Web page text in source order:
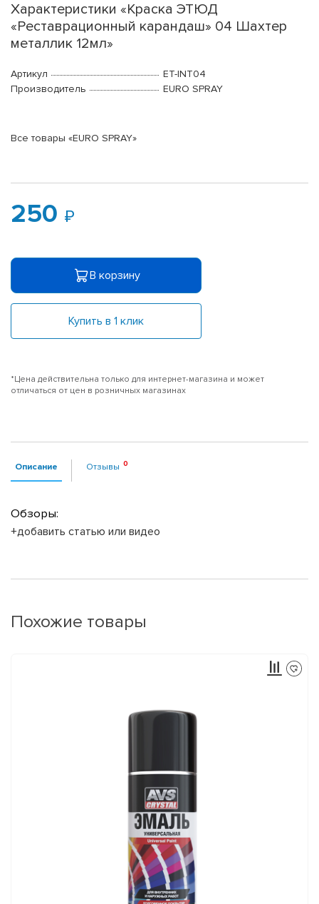
Характеристики «Краска ЭТЮД
«Реставрационный карандаш» 04 Шахтер
металлик 12мл»
Артикул
ET-INT04
Производитель
EURO SPRAY
Все товары «EURO SPRAY»
250
В корзину
Купить в 1 клик
*Цена действительна только для интернет-магазина и может
отличаться от цен в розничных магазинах
Описание Отзывы
Обзоры:
+добавить статью или видео
Похожие товары